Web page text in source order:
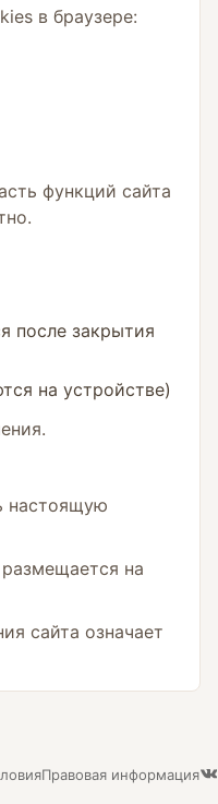
в браузере:
функций сайта
после закрытия
на устройстве)
настоящую
на
сайта означает
Правовая информация